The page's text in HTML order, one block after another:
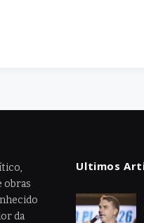
obras
da
Ultimos